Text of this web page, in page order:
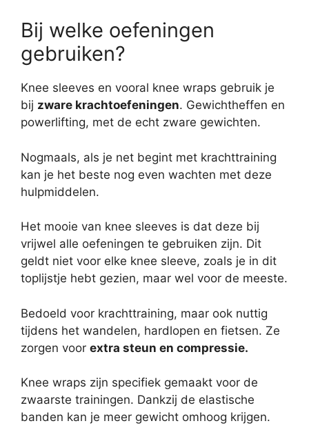
Bij welke oefeningen
gebruiken?
Knee sleeves en vooral knee wraps gebruik je
bij zware krachtoefeningen. Gewichtheffen en
powerlifting, met de echt zware gewichten.
Nogmaals, als je net begint met krachttraining
kan je het beste nog even wachten met deze
hulpmiddelen.
Het mooie van knee sleeves is dat deze bij
vrijwel alle oefeningen te gebruiken zijn. Dit
geldt niet voor elke knee sleeve, zoals je in dit
toplijstje hebt gezien, maar wel voor de meeste.
Bedoeld voor krachttraining, maar ook nuttig
tijdens het wandelen, hardlopen en fietsen. Ze
zorgen voor extra steun en compressie.
Knee wraps zijn specifiek gemaakt voor de
zwaarste trainingen. Dankzij de elastische
banden kan je meer gewicht omhoog krijgen.